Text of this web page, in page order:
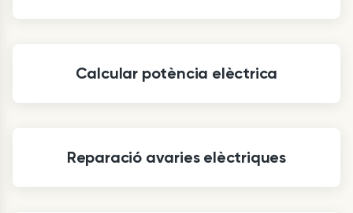
Calcular potència elèctrica
Reparació avaries elèctriques